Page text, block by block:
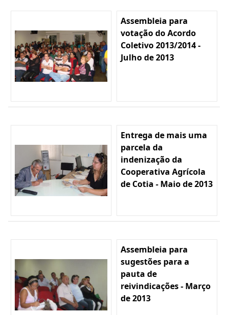
Assembleia para
votação do Acordo
Coletivo 2013/2014 -
Julho de 2013
Entrega de mais uma
parcela da
indenização da
Cooperativa Agrícola
de Cotia - Maio de 2013
Assembleia para
sugestões para a
pauta de
reivindicações - Março
de 2013